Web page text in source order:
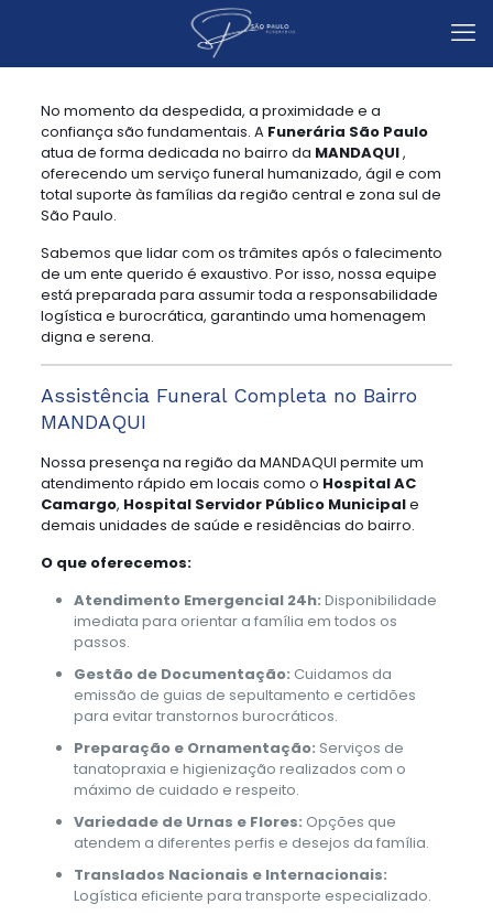
No momento da despedida, a proximidade e a
confiança são fundamentais. A Funerária São Paulo
atua de forma dedicada no bairro da MANDAQUI,
oferecendo um serviço funeral humanizado, ágil e com
total suporte às famílias da região central e zona sul de
São Paulo.
Sabemos que lidar com os trâmites após o falecimento
de um ente querido é exaustivo. Por isso, nossa equipe
está preparada para assumir toda a responsabilidade
logística e burocrática, garantindo uma homenagem
digna e serena.
Assistência Funeral Completa no Bairro
MANDAQUI
Nossa presença na região da MANDAQUI permite um
atendimento rápido em locais como o Hospital AC
Camargo, Hospital Servidor Público Municipale
demais unidades de saúde e residências do bairro.
O que oferecemos:
Atendimento Emergencial 24h: Disponibilidade
imediata para orientar a família em todos os
passos.
Gestão de Documentação: Cuidamos da
emissão de guias de sepultamento e certidões
para evitar transtornos burocráticos.
Preparação e Ornamentação: Serviços de
tanatopraxia e higienização realizados com o
máximo de cuidado e respeito.
Variedade de Urnas e Flores: Opções que
atendem a diferentes perfis e desejos da família.
Translados Nacionais e Internacionais:
Logística eficiente para transporte especializado.